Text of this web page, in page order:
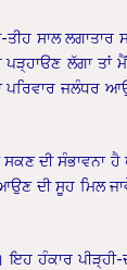
ਸਾਲ ਲਗਾਤਾਰ
ਲੱਗਾ
ਪਰਿਵਾਰ ਜਲੰਧਰ
ਦੀ ਸੰਭਾਵਨਾ
ਦੀ ਸੂਹ ਮਿਲ
ਹੰਕਾਰ ਪੀੜ੍ਹੀ-